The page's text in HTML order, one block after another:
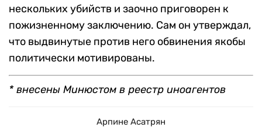
нескольких убийств и заочно приговорен к
пожизненному заключению. Сам он утверждал,
что выдвинутые против него обвинения якобы
политически мотивированы.
* внесены Минюстом в реестр иноагентов
Арпине Асатрян